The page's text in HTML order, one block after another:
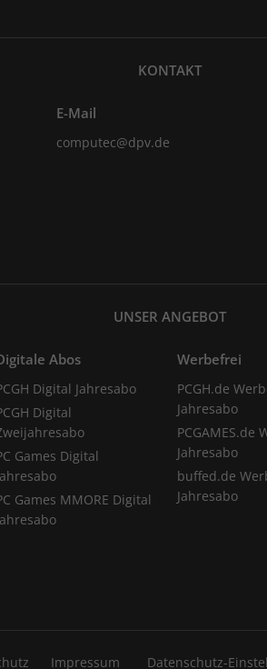
KONTAKT
E-Mail
computec@dpv.de
UNSER ANGEBOT
Abos
Digital Jahresabo
Digital
Games Digital
Games MMORE Digital
Werbefrei
PCGH.de
Jahresabo
PCGAMES.de
Jahresabo
buffed.de
Jahresabo
Impressum Datenschutz-